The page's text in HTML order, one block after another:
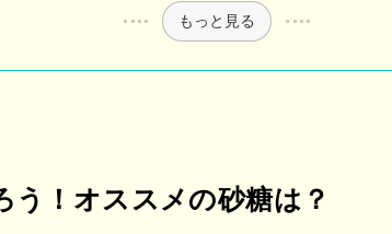
もっと見る
う！オススメの砂糖は？